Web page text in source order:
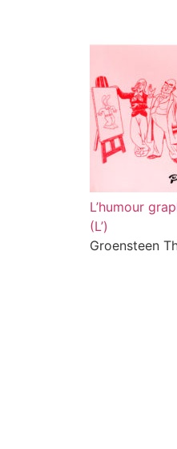
L’humour
(L’)
Groensteen